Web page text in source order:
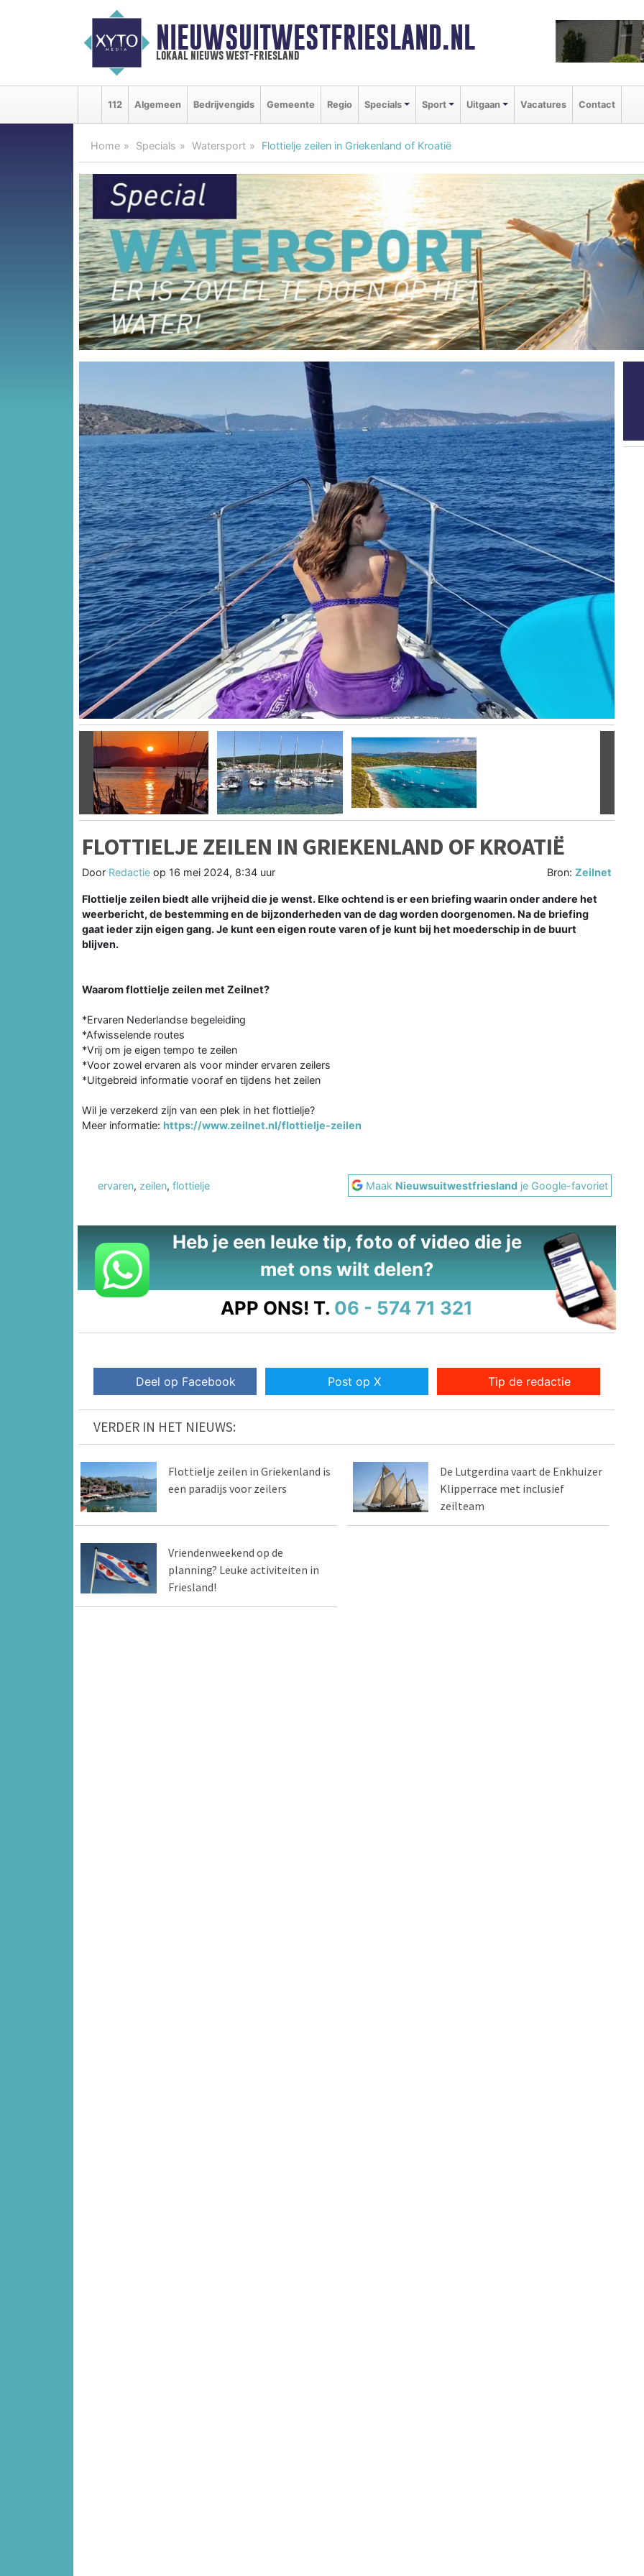
NIEUWSUITWESTFRIESLAND.NL
lokaal nieuws west-friesland
112 Algemeen Bedrijvengids Gemeente Regio Specials Sport Uitgaan Vacatures Contact
Home Specials Watersport Flottielje zeilen in Griekenland of Kroatië
Vorige
FLOTTIELJE ZEILEN IN GRIEKENLAND OF KROATIË
Door Redactie op 16 mei 2024, 8:34 uur Bron:Zeilnet
Flottielje zeilen biedt alle vrijheid die je wenst. Elke ochtend is er een briefing waarin onder andere het
weerbericht, de bestemming en de bijzonderheden van de dag worden doorgenomen. Na de briefing
gaat ieder zijn eigen gang. Je kunt een eigen route varen of je kunt bij het moederschip in de buurt
blijven.
Waarom flottielje zeilen met Zeilnet?
*Ervaren Nederlandse begeleiding
*Afwisselende routes
*Vrij om je eigen tempo te zeilen
*Voor zowel ervaren als voor minder ervaren zeilers
*Uitgebreid informatie vooraf en tijdens het zeilen
Wil je verzekerd zijn van een plek in het flottielje?
Meer informatie: https://www.zeilnet.nl/flottielje-zeilen
ervaren, zeilen, flottielje Maak Nieuwsuitwestfriesland je Google-favoriet
Heb je een leuke tip, foto of video die je
met ons wilt delen?
APP ONS! T. 06 - 574 71 321
Deel op Facebook Post op X Tip de redactie
VERDER IN HET NIEUWS:
Flottielje zeilen in Griekenland is
een paradijs voor zeilers
De Lutgerdina vaart de Enkhuizer
Klipperrace met inclusief
zeilteam
Vriendenweekend op de
planning? Leuke activiteiten in
Friesland!